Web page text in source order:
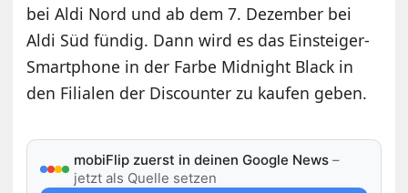
bei Aldi Nord und ab dem 7. Dezember bei
Aldi Süd fündig. Dann wird es das Einsteiger-
Smartphone in der Farbe Midnight Black in
den Filialen der Discounter zu kaufen geben.
mobiFlip zuerst in deinen Google News –
jetzt als Quelle setzen